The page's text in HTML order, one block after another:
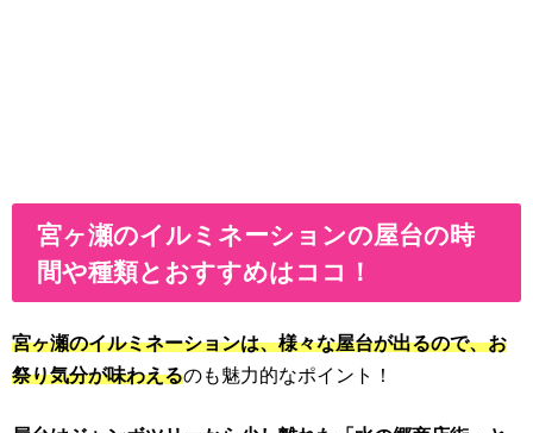
宮ヶ瀬のイルミネーションの屋台の時
間や種類とおすすめはココ！
宮ヶ瀬のイルミネーションは、様々な屋台が出るので、お
祭り気分が味わえるのも魅力的なポイント！